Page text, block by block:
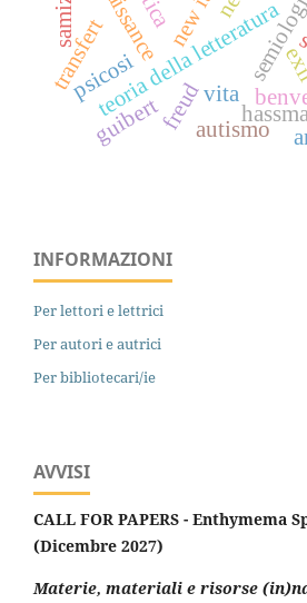
teoria della letteratura
vita
freudautismo
psicosi
transfert
guibert
INFORMAZIONI
Per lettori e lettrici
Per autori e autrici
Per bibliotecari/ie
AVVISI
CALL FOR PAPERS - Enthymema
(Dicembre 2027)
Materie, materiali e risorse